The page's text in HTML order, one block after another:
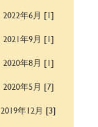
2022年6月 [1]
2021年9月 [1]
2020年8月 [1]
2020年5月 [7]
2019年12月 [3]